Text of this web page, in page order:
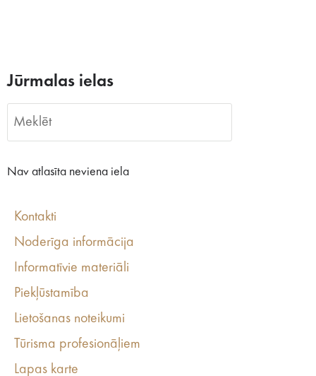
Jūrmalas ielas
Nav atlasīta neviena iela
Kontakti
Noderīga informācija
Informatīvie materiāli
Piekļūstamība
Lietošanas noteikumi
Tūrisma profesionāļiem
Lapas karte